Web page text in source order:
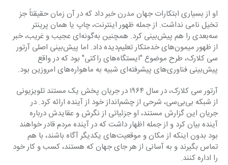
او از بسیاری ابتکارات جهان مدرن خبر داد که در آن زمان حقیقتاً جز
تخیل نامی نداشت. از جمله ظهور اینترنت، چاپ یا همان پرینتر
سه‌بعدی را هم پیش‌بینی کرد. همچنین به‌گونه‌ای عجیب و غریب، خبر
از ظهور میمون‌های خدمتکار تعلیم‌دیده داد. اما پیش‌بینی اصلی آرتور
سی کلارک، طرح موضوع "ایستگاه‌های راکتی" بود که در واقع
پیش‌بینی فناوری‌های پیشرفته‌ای شبیه به ماهواره‌های امروزین بود.
آرتور سی کلارک، در سال ۱۹۶۴ در جریان پخش یک مستند تلویزیونی
از شبکه بی‌بی‌سی، شرحی از چشم‌انداز خود از آینده ارائه کرد. در
جریان این گزارش مستند، او جزئیاتی از نگرش و عقایدش درباره
آینده بیان کرد و از جمله اظهار داشت که در آینده مردم قادر خواهند
بود بدون اینکه از مکان و موقعیت‌های یکدیگر آگاه باشند، با هم
تماس بگیرند و به آسانی از هر جای جهان که هستند، کسب و کار خود
را اداره کنند.